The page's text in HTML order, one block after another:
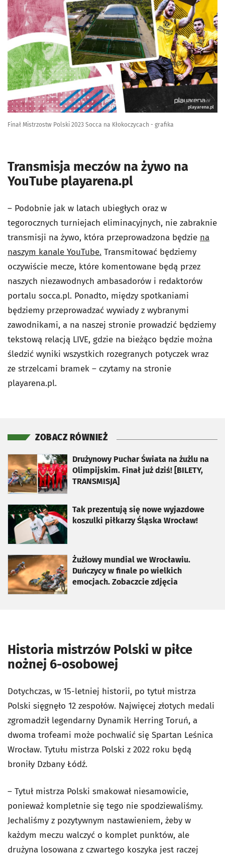
playarena.pl
Finał Mistrzostw Polski 2023 Socca na Kłokoczycach - grafika
Transmisja meczów na żywo na
YouTube playarena.pl
– Podobnie jak w latach ubiegłych oraz w
tegorocznych turniejach eliminacyjnych, nie zabraknie
transmisji na żywo, która przeprowadzona będzie na
naszym kanale YouTube. Transmitować będziemy
oczywiście mecze, które komentowane będą przez
naszych niezawodnych ambasadorów i redaktorów
portalu socca.pl. Ponadto, między spotkaniami
będziemy przeprowadzać wywiady z wybranymi
zawodnikami, a na naszej stronie prowadzić będziemy
tekstową relacją LIVE, gdzie na bieżąco będzie można
śledzić wyniki wszystkich rozegranych potyczek wraz
ze strzelcami bramek – czytamy na stronie
playarena.pl.
ZOBACZ RÓWNIEŻ
Drużynowy Puchar Świata na żużlu na
Olimpijskim. Finał już dziś! [BILETY,
TRANSMISJA]
otworzy się w nowej karcie
Tak prezentują się nowe wyjazdowe
koszulki piłkarzy Śląska Wrocław!
otworzy się w nowej karcie
Żużlowy mundial we Wrocławiu.
Duńczycy w finale po wielkich
emocjach. Zobaczcie zdjęcia
otworzy się w nowej karcie
Historia mistrzów Polski w piłce
nożnej 6-osobowej
Dotychczas, w 15-letniej historii, po tytuł mistrza
Polski sięgnęło 12 zespołów. Najwięcej złotych medali
zgromadził legendarny Dynamik Herring Toruń, a
dwoma trofeami może pochwalić się Spartan Leśnica
Wrocław. Tytułu mistrza Polski z 2022 roku będą
broniły Dzbany Łódź.
– Tytuł mistrza Polski smakował niesamowicie,
ponieważ kompletnie się tego nie spodziewaliśmy.
Jechaliśmy z pozytywnym nastawieniem, żeby w
każdym meczu walczyć o komplet punktów, ale
drużyna losowana z czwartego koszyka jest raczej